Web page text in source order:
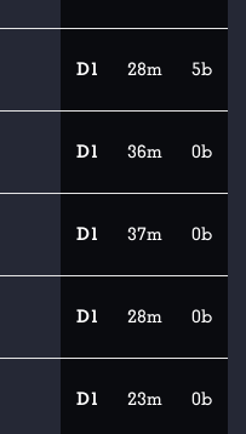
D1 28m 5b
D1 36m 0b
D1 37m 0b
D1 28m 0b
D1 23m 0b